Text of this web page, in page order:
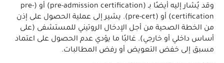
وقد يُشار إليه أيضًا بـ (pre-admission certification) أو (pre-
certification) أو (pre-cert). يشير إلى عملية الحصول على إذن
من الخطة الصحية من أجل الإدخال الروتيني للمستشفى (على
أساس داخلي أو خارجي). غالبًا ما يؤدي عدم الحصول على اعتماد
مسبق إلى خفض التعويض أو رفض المطالبات.